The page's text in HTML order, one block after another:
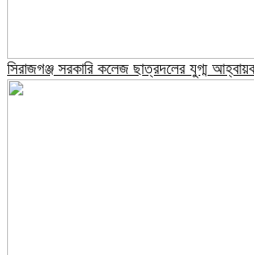
সিরাজগঞ্জ সরকারি কলেজ ছাত্রদলের যুগ্ম